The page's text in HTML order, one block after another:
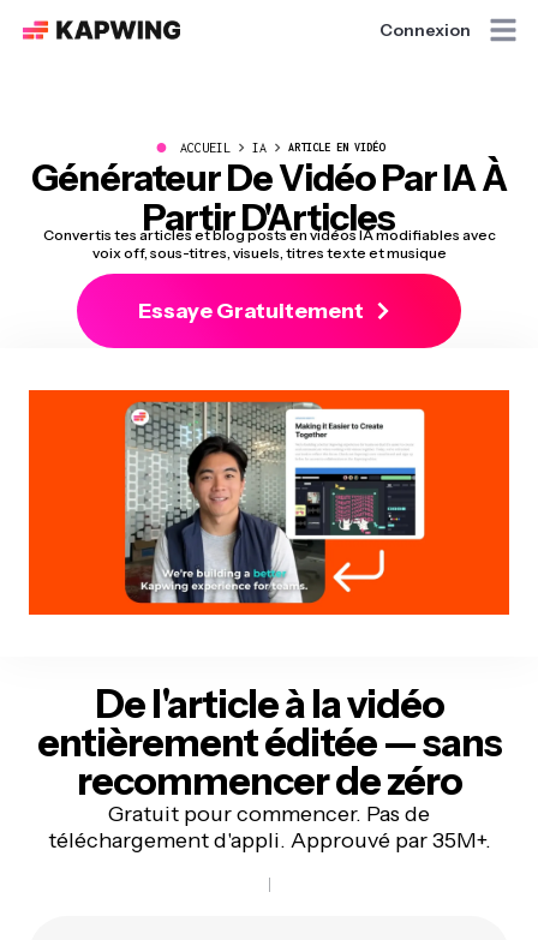
Connexion
● ACCUEIL IA ARTICLE EN VIDÉO
Générateur De Vidéo Par IA À
Partir D'Articles
Convertis tes articles et blog posts en vidéos IA modifiables avec
voix off, sous-titres, visuels, titres texte et musique
Essaye Gratuitement
De l'article à la vidéo
entièrement éditée — sans
recommencer de zéro
Gratuit pour commencer. Pas de
téléchargement d'appli. Approuvé par 35M+.